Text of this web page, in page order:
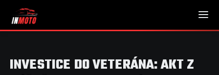
INVESTICE DO VETERÁNA: AKT Z